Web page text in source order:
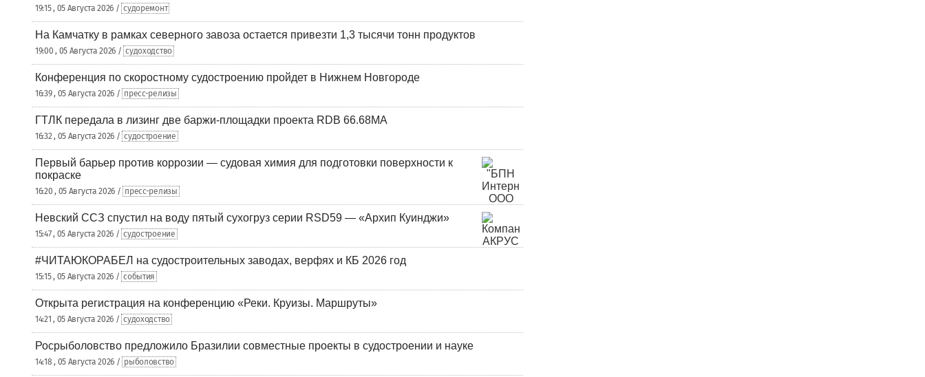
19:15 , 05 Августа 2026 / судоремонт
На Камчатку в рамках северного завоза остается привезти 1,3 тысячи тонн продуктов
19:00 , 05 Августа 2026 / судоходство
Конференция по скоростному судостроению пройдет в Нижнем Новгороде
16:39 , 05 Августа 2026 / пресс-релизы
ГТЛК передала в лизинг две баржи-площадки проекта RDB 66.68МА
16:32 , 05 Августа 2026 / судостроение
Первый барьер против коррозии — судовая химия для подготовки поверхности к
покраске
16:20 , 05 Августа 2026 / пресс-релизы
Невский ССЗ спустил на воду пятый сухогруз серии RSD59 — «Архип Куинджи»
15:47 , 05 Августа 2026 / судостроение
#ЧИТАЮКОРАБЕЛ на судостроительных заводах, верфях и КБ 2026 год
15:15 , 05 Августа 2026 / события
Открыта регистрация на конференцию «Реки. Круизы. Маршруты»
14:21 , 05 Августа 2026 / судоходство
Росрыболовство предложило Бразилии совместные проекты в судостроении и науке
14:18 , 05 Августа 2026 / рыболовство